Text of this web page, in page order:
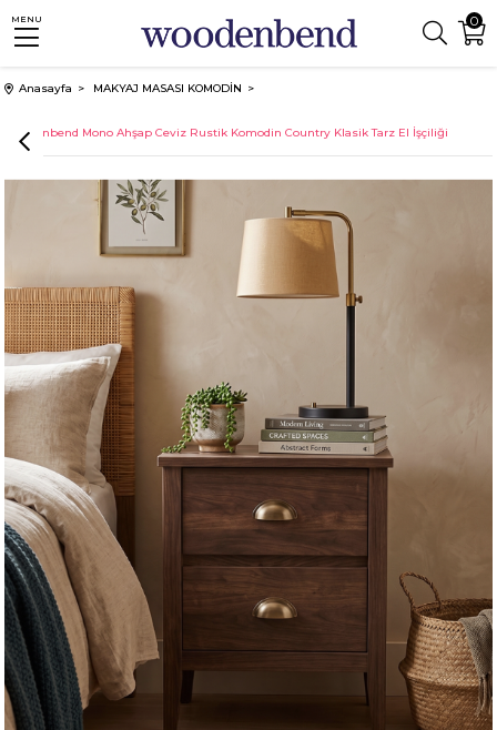
0
MENU
Anasayfa MAKYAJ MASASI KOMODİN
Woodenbend Mono Ahşap Ceviz Rustik Komodin Country Klasik Tarz El İşçiliği